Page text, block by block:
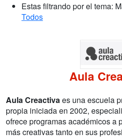
Estas filtrando por el tema:
Todos
Aula
Aula Creactivaes una escuela
propia iniciada en 2002,
ofrece programas académicos a
más creativas tanto en sus